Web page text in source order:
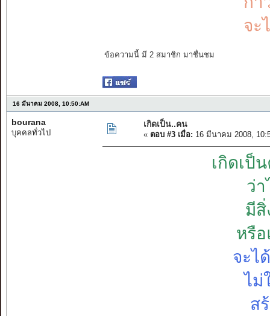
จะ
ข้อความนี้ มี 2 สมาชิก มาชื่นชม
16 มีนาคม 2008, 10:50:AM
bourana
บุคคลทั่วไป
เกิดเป็น..คน
« ตอบ #3 เมื่อ: 16 มีนาคม 2008,
เกิดเป็
ว่า
มีสิ่
หรื
จะไ
ไม่
ส